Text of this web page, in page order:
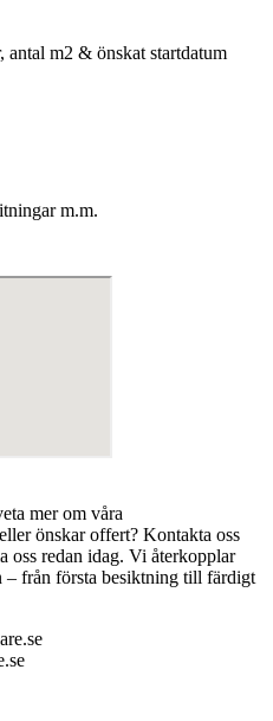
antal m2 & önskat startdatum
m.m.
mer om våra
önskar offert? Kontakta oss
oss redan idag. Vi återkopplar
– från första besiktning till färdigt